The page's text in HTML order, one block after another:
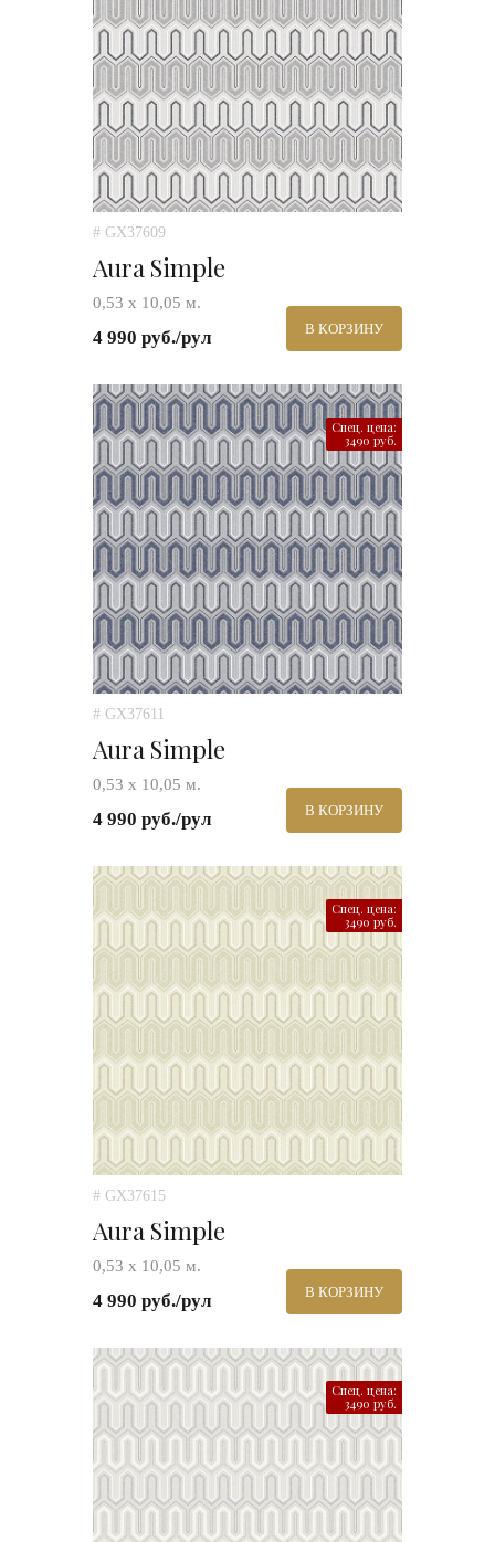
# GX37609
Aura Simple
0,53 х 10,05 м.
4 990 руб./рул В КОРЗИНУ
Спец. цена:
3490 руб.
# GX37611
Aura Simple
0,53 х 10,05 м.
4 990 руб./рул В КОРЗИНУ
Спец. цена:
3490 руб.
# GX37615
Aura Simple
0,53 х 10,05 м.
4 990 руб./рул В КОРЗИНУ
Спец. цена:
3490 руб.